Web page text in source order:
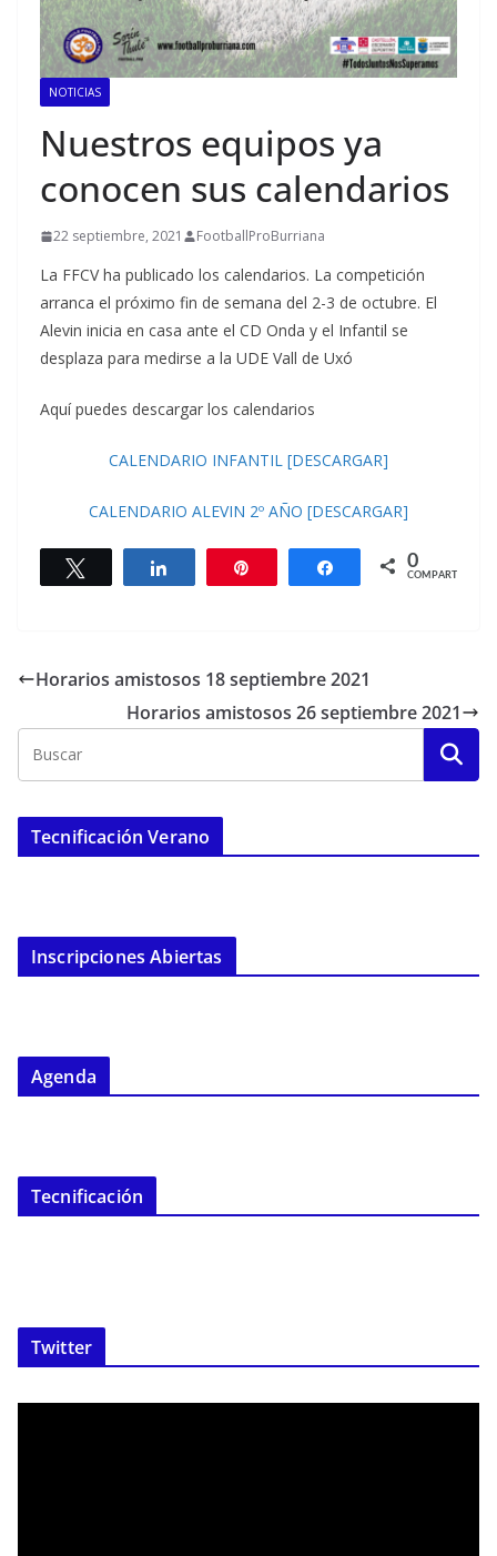
NOTICIAS
Nuestros equipos ya
conocen sus calendarios
22 septiembre, 2021 FootballProBurriana
La FFCV ha publicado los calendarios. La competición
arranca el próximo fin de semana del 2-3 de octubre. El
Alevin inicia en casa ante el CD Onda y el Infantil se
desplaza para medirse a la UDE Vall de Uxó
Aquí puedes descargar los calendarios
CALENDARIO INFANTIL [DESCARGAR]
CALENDARIO ALEVIN 2º AÑO [DESCARGAR]
Twittear Compartir Compartir
0
COMPARTIR
Horarios amistosos 18 septiembre 2021
Horarios amistosos 26 septiembre 2021
Tecnificación Verano
Inscripciones Abiertas
Agenda
Tecnificación
Twitter